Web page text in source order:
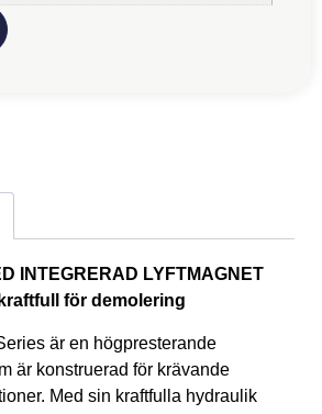
INTEGRERAD LYFTMAGNET
för demolering
är en högpresterande
är konstruerad för krävande
Med sin kraftfulla hydraulik